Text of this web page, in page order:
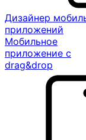
Дизайнер
приложений
Мобильное
приложение с
drag&drop